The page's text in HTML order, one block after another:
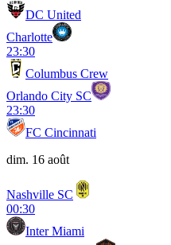
DC United
Charlotte
23:30
Columbus Crew
Orlando City SC
23:30
FC Cincinnati
dim. 16 août
Nashville SC
00:30
Inter Miami